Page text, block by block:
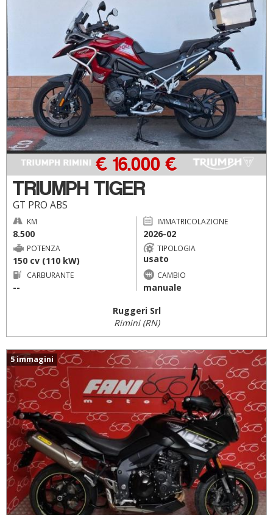
TRIUMPH TIGER
GT PRO ABS
€ 16.000 €
KM
8.500
IMMATRICOLAZIONE
2026-02
POTENZA
150 cv (110 kW)
TIPOLOGIA
usato
CARBURANTE
--
CAMBIO
manuale
Ruggeri Srl
Rimini (RN)
5 immagini